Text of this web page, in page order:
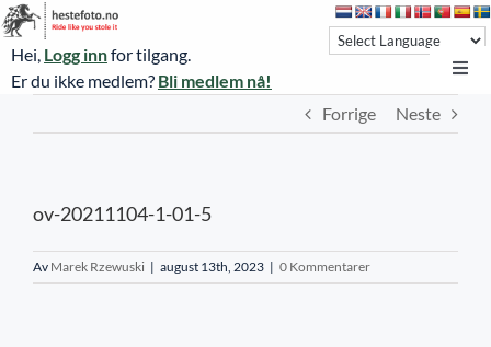
Skip
to
content
Hei, Logg innfor tilgang.
Er du ikke medlem? Bli medlem nå!
Øvrevoll treningsdager
NoARK
Forrige Neste
ov-20211104-1-01-5
Av Marek Rzewuski | august 13th, 2023 | 0 Kommentarer